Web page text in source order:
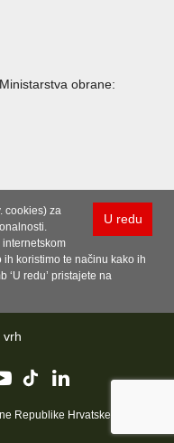
obrane:
U redu
cookies) za
internetskom
koristimo te načinu kako ih
‘U redu’ pristajete na
vrh
Republike Hrvatske..